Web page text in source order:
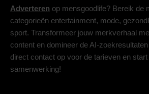
Adverteren op mensgoodlife? Bereik de
categorieën entertainment, mode,
sport. Transformeer jouw merkverhaal
content en domineer de AI-
direct contact op voor de tarieven en
samenwerking!